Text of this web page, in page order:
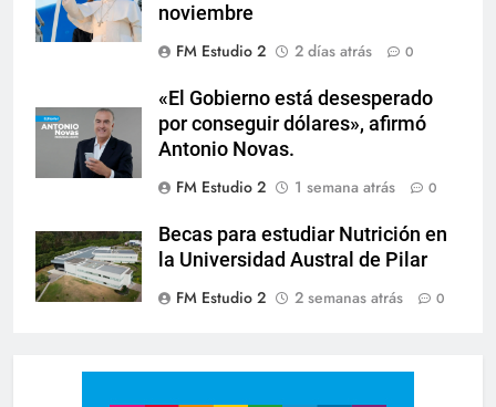
noviembre
FM Estudio 2
2 días atrás 0
«El Gobierno está desesperado
por conseguir dólares», afirmó
Antonio Novas.
FM Estudio 2
1 semana atrás 0
Becas para estudiar Nutrición en
la Universidad Austral de Pilar
FM Estudio 2
2 semanas atrás 0